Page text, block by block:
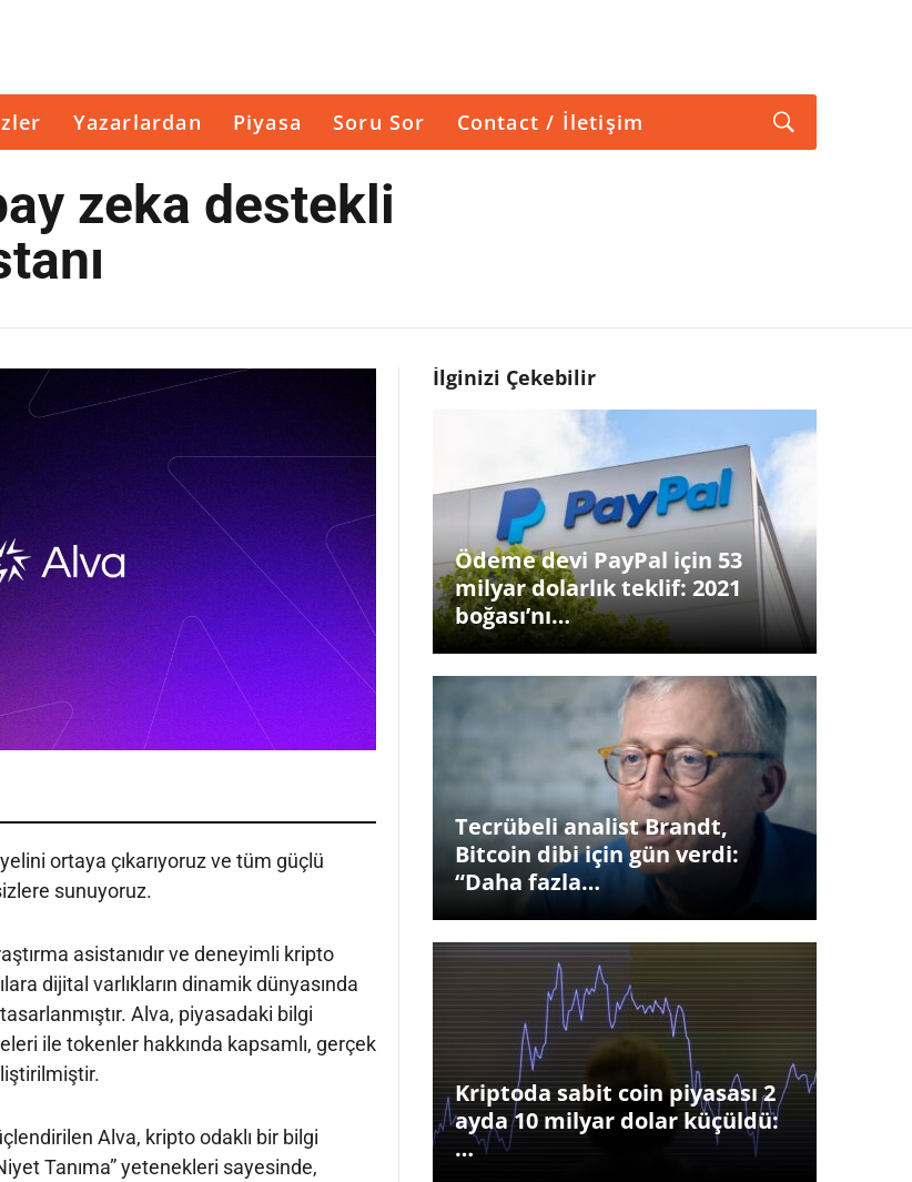
Yazarlardan Piyasa Soru Sor Contact / İletişim
zeka destekli
ortaya çıkarıyoruz ve tüm güçlü
sunuyoruz.
asistanıdır ve deneyimli kripto
dijital varlıkların dinamik dünyasında
Alva, piyasadaki bilgi
ile tokenler hakkında kapsamlı, gerçek
Alva, kripto odaklı bir bilgi
Tanıma” yetenekleri sayesinde,
İlginizi Çekebilir
Ödeme devi PayPal için 53
milyar dolarlık teklif: 2021
boğası’nı…
Tecrübeli analist Brandt,
Bitcoin dibi için gün verdi:
“Daha fazla…
Kriptoda sabit coin piyasası 2
ayda 10 milyar dolar küçüldü:
…